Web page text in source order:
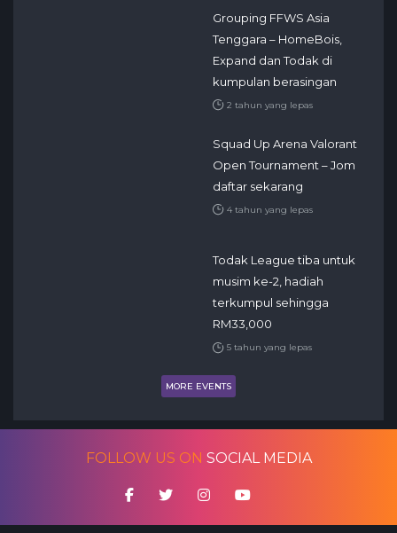
Grouping FFWS Asia
Tenggara – HomeBois,
Expand dan Todak di
kumpulan berasingan
2 tahun yang lepas
Squad Up Arena Valorant
Open Tournament – Jom
daftar sekarang
4 tahun yang lepas
Todak League tiba untuk
musim ke-2, hadiah
terkumpul sehingga
RM33,000
5 tahun yang lepas
MORE EVENTS
FOLLOW US ON SOCIAL MEDIA